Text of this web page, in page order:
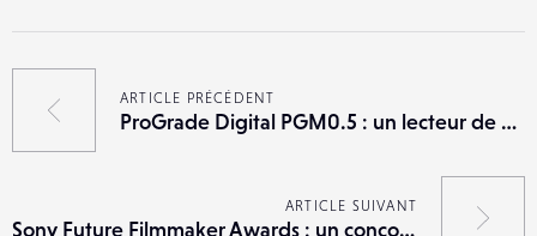
ARTICLE PRÉCÉDENT
ProGrade Digital PGM0.5 : un lecteur de cartes SD et microSD miniature
ARTICLE SUIVANT
Sony Future Filmmaker Awards : un concours dédié aux courts-métrages